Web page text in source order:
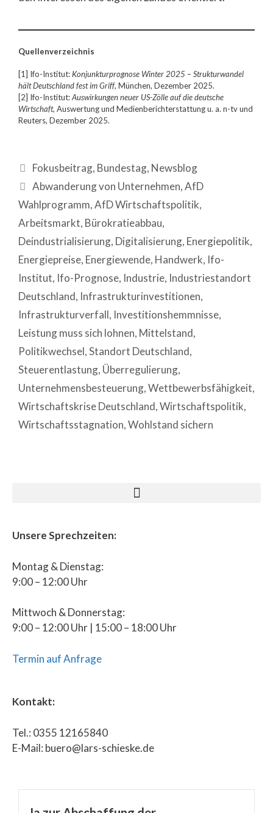
Quellenverzeichnis
[1] Ifo-Institut: Konjunkturprognose Winter 2025 – Strukturwandel
hält Deutschland fest im Griff, München, Dezember 2025.
[2] Ifo-Institut:Auswirkungen neuer US-Zölle auf die deutsche
Wirtschaft, Auswertung und Medienberichterstattung u. a. n-tv und
Reuters, Dezember 2025.
Fokusbeitrag, Bundestag, Newsblog
Abwanderung von Unternehmen,AfD
Wahlprogramm,AfD Wirtschaftspolitik,
Arbeitsmarkt, Bürokratieabbau,
Deindustrialisierung, Digitalisierung, Energiepolitik,
Energiepreise, Energiewende, Handwerk, Ifo-
Institut, Ifo-Prognose, Industrie, Industriestandort
Deutschland, Infrastrukturinvestitionen,
Infrastrukturverfall, Investitionshemmnisse,
Leistung muss sich lohnen, Mittelstand,
Politikwechsel,Standort Deutschland,
Steuerentlastung, Überregulierung,
Unternehmensbesteuerung,Wettbewerbsfähigkeit,
Wirtschaftskrise Deutschland,Wirtschaftspolitik,
Wirtschaftsstagnation,Wohlstand sichern
Unsere Sprechzeiten:
Montag & Dienstag:
9:00 – 12:00 Uhr
Mittwoch & Donnerstag:
9:00 – 12:00 Uhr | 15:00 – 18:00 Uhr
Termin auf Anfrage
Kontakt:
Tel.: 0355 12165840
E-Mail: buero@lars-schieske.de